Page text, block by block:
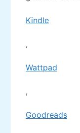
Kindle
,
Wattpad
,
Goodreads